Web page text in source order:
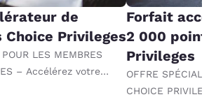
de
Choice Privileges
LES MEMBRES
– Accélérez votre
récompenses en
Forfait
2 000
Privileges
OFFRE SPÉCIALE
CHOICE